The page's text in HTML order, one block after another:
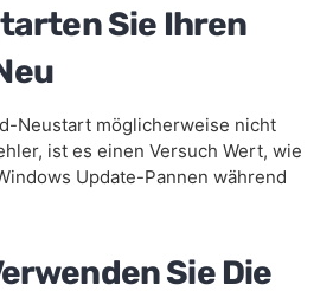
Sie Ihren
Neustart möglicherweise nicht
ist es einen Versuch Wert, wie
Update-Pannen während
Sie Die